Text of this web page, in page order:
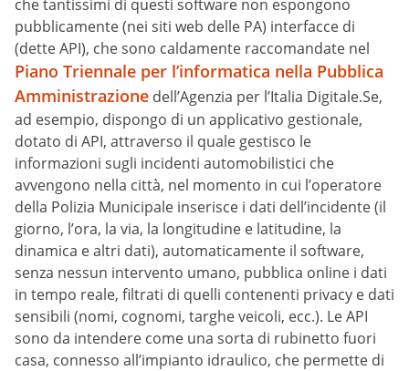
che tantissimi di questi software non espongono
pubblicamente (nei siti web delle PA) interfacce di
(dette API), che sono caldamente raccomandate nel
Piano Triennale per l’informatica nella Pubblica
Amministrazione dell’Agenzia per l’Italia Digitale.Se,
ad esempio, dispongo di un applicativo gestionale,
dotato di API, attraverso il quale gestisco le
informazioni sugli incidenti automobilistici che
avvengono nella città, nel momento in cui l’operatore
della Polizia Municipale inserisce i dati dell’incidente (il
giorno, l’ora, la via, la longitudine e latitudine, la
dinamica e altri dati), automaticamente il software,
senza nessun intervento umano, pubblica online i dati
in tempo reale, filtrati di quelli contenenti privacy e dati
sensibili (nomi, cognomi, targhe veicoli, ecc.). Le API
sono da intendere come una sorta di rubinetto fuori
casa, connesso all’impianto idraulico, che permette di